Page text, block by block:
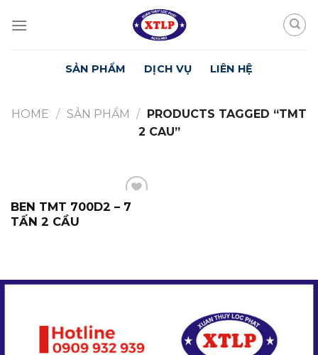
SẢN PHẨM DỊCH VỤ LIÊN HỆ
HOME / SẢN PHẨM / PRODUCTS TAGGED “TMT
2 CAU”
Yêu
BEN TMT 700D2 – 7
TẤN 2 CẦU